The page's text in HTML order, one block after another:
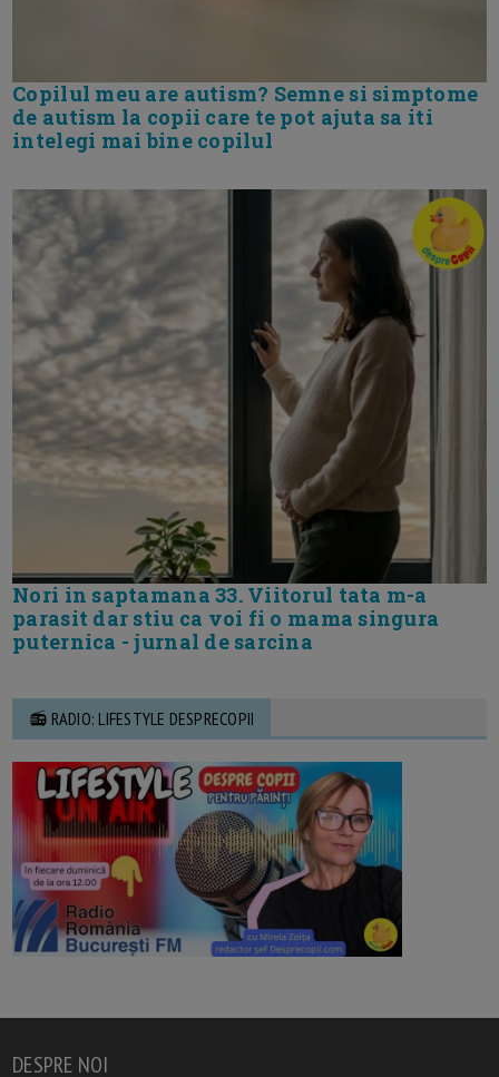
Copilul meu are autism? Semne si simptome
de autism la copii care te pot ajuta sa iti
intelegi mai bine copilul
Nori in saptamana 33. Viitorul tata m-a
parasit dar stiu ca voi fi o mama singura
puternica - jurnal de sarcina
📻 RADIO: LIFESTYLE DESPRECOPII
DESPRE NOI